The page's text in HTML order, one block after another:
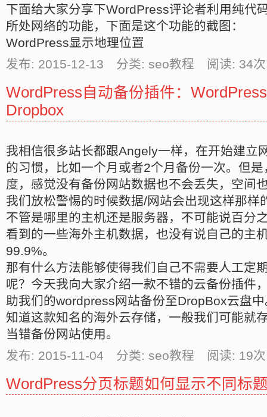
下面给大家分享下WordPress评论者利用纯代
所处网络的功能，下面是这个功能的截图：
WordPress显示地理位置
发布: 2015-12-13 分类: seo教程 阅读: 34
WordPress自动备份插件：
Dropbox
我相信很多站长都跟Angely一样，在开始建立
的习惯，比如一个月或者2个月备份一次。但
度，感觉没有备份网站数据也不会丢失，空间
我们放松警惕的时候数据/网站会出现这样那样
不管是哪里的主机还是服务器，不可能说百分
看到的一些海外主机数据，也没有说自己的主
99.9%。
那有什么方法能够使得我们自己不需要人工定
呢？今天我向大家介绍一款不错的云备份插件
助我们的wordpress网站备份至DropBox云盘
知道这款知名的海外云存储，一般我们可能就
当错备份网站使用。
发布: 2015-11-04 分类: seo教程 阅读: 19
WordPress分页标题如何显示不同标